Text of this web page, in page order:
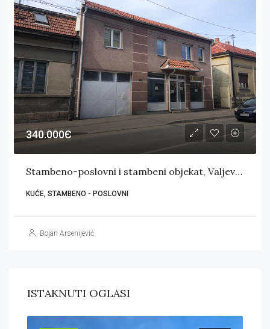
340.000Є
Stambeno-poslovni i stambeni objekat, Valjevo (centar)
KUĆE, STAMBENO - POSLOVNI
Bojan Arsenijević
ISTAKNUTI OGLASI